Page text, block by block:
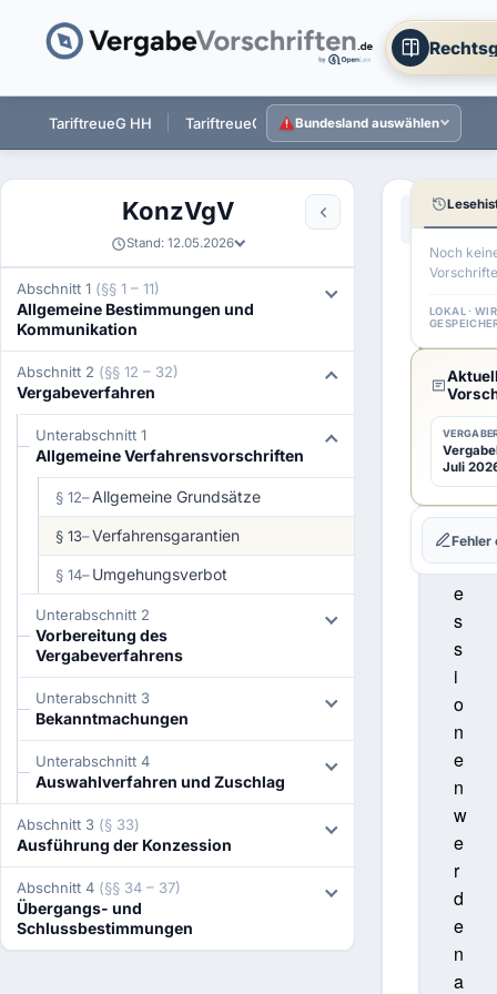
TariftreueG HH TariftreueG NI TariftreueG HE
Bundesland auswählen
KonzVgV
Stand: 12.05.2026
Abschnitt 1 (§§ 1 – 11)
Allgemeine Bestimmungen und
Kommunikation
Abschnitt 2 (§§ 12 – 32)
Vergabeverfahren
Unterabschnitt 1
Allgemeine Verfahrensvorschriften
§ 12–Allgemeine Grundsätze
§ 13–Verfahrensgarantien
§ 14–Umgehungsverbot
Unterabschnitt 2
Vorbereitung des
Vergabeverfahrens
Unterabschnitt 3
Bekanntmachungen
Unterabschnitt 4
Auswahlverfahren und Zuschlag
Abschnitt 3 (§ 33)
Ausführung der Konzession
Abschnitt 4 (§§ 34 – 37)
Übergangs- und
Schlussbestimmungen
Aa
13
(1)
K
o
n
z
e
s
s
i
o
n
e
n
w
e
r
d
e
n
a
Noch
LOKAL ·
Juli
Fehler